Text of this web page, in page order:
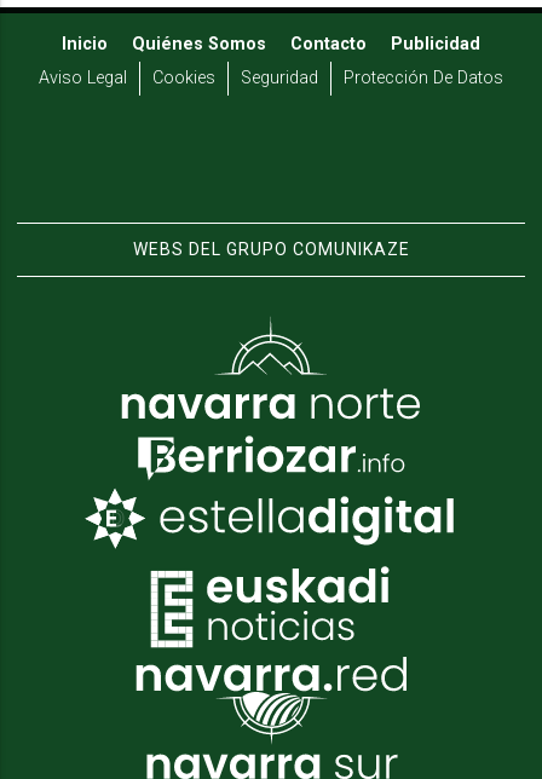
Inicio Quiénes Somos Contacto
Publicidad
Aviso Legal
Cookies Seguridad Protección De Datos
WEBS DEL GRUPO COMUNIKAZE